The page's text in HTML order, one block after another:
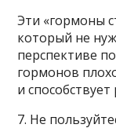
Эти «гормоны
который не
перспективе
гормонов
и
7. Не